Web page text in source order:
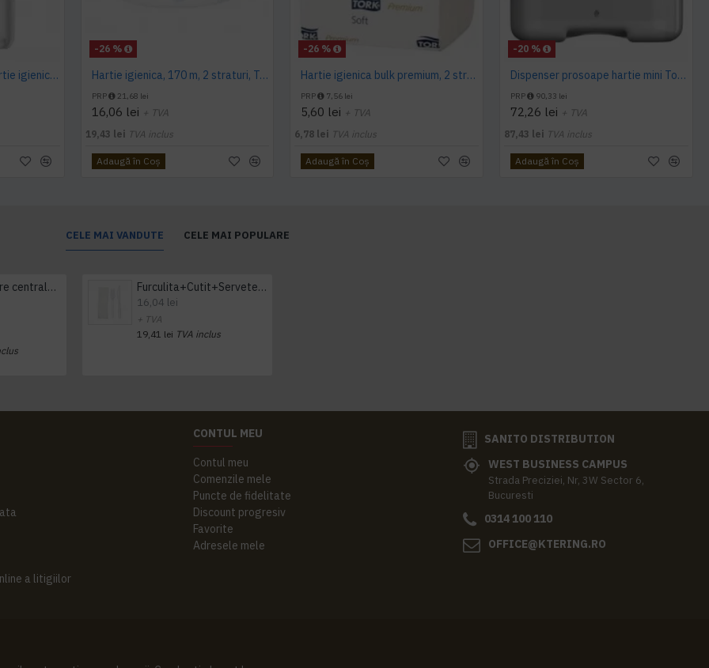
Dispenser alb pentru hartie igienica pliata, bulk, Tork
-26 %
Hartie igienica, 170 m, 2 straturi, Tork
PRP 21,68 lei
16,06 lei + TVA
19,43 lei TVA inclus
Adaugă în Coş
-26 %
Hartie igienica bulk premium, 2 straturi 252 buc / pachet, Tork
PRP 7,56 lei
5,60 lei + TVA
6,78 lei TVA inclus
Adaugă în Coş
-20 %
Dispenser prosoape hartie mini Tork, V Fold, alb, capacitate 300 servetele
PRP 90,33 lei
72,26 lei + TVA
87,43 lei TVA inclus
Adaugă în Coş
CELE MAI VANDUTE CELE MAI POPULARE
Prosop derulare centrala 1 pliu, 300 m Tork Furculita+Cutit+Servetel 100buc/set
16,04 lei
+ TVA
19,41 lei TVA inclus
a litigiilor
CONTUL MEU
Contul meu
Comenzile mele
Puncte de fidelitate
Discount progresiv
Favorite
Adresele mele
SANITO DISTRIBUTION
WEST BUSINESS CAMPUS
Strada Preciziei, Nr, 3W Sector 6,
Bucuresti
0314 100 110
OFFICE@KTERING.RO